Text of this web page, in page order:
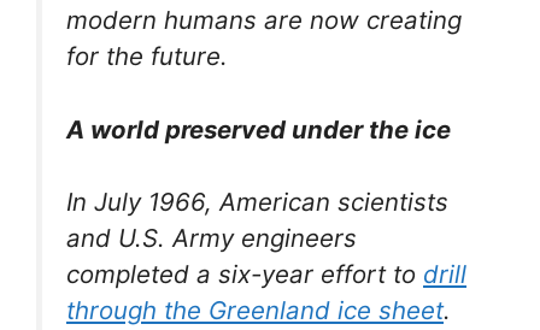
modern humans are now creating
for the future.
A world preserved under the ice
In July 1966, American scientists
and U.S. Army engineers
completed a six-year effort to drill
through the Greenland ice sheet.